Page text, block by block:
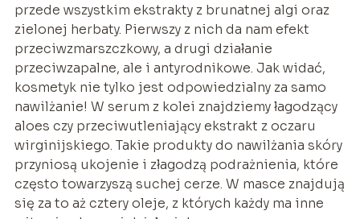
przede wszystkim ekstrakty z brunatnej algi oraz
zielonej herbaty. Pierwszy z nich da nam efekt
przeciwzmarszczkowy, a drugi działanie
przeciwzapalne, ale i antyrodnikowe. Jak widać,
kosmetyk nie tylko jest odpowiedzialny za samo
nawilżanie! W serum z kolei znajdziemy łagodzący
aloes czy przeciwutleniający ekstrakt z oczaru
wirginijskiego. Takie produkty do nawilżania skóry
przyniosą ukojenie i złagodzą podrażnienia, które
często towarzyszą suchej cerze. W masce znajdują
się za to aż cztery oleje, z których każdy ma inne